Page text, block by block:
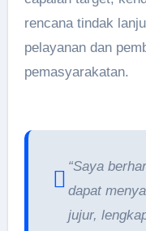
rencana tindak
pelayanan dan
pemasyarakatan.
“Saya
dapat
jujur,